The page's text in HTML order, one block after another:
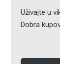
Uživajte u
Dobra